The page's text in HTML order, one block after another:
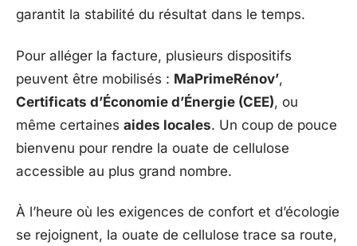
garantit la stabilité du résultat dans le temps.
Pour alléger la facture, plusieurs dispositifs
peuvent être mobilisés : MaPrimeRénov’,
Certificats d’Économie d’Énergie (CEE), ou
même certaines aides locales. Un coup de pouce
bienvenu pour rendre la ouate de cellulose
accessible au plus grand nombre.
À l’heure où les exigences de confort et d’écologie
se rejoignent, la ouate de cellulose trace sa route,